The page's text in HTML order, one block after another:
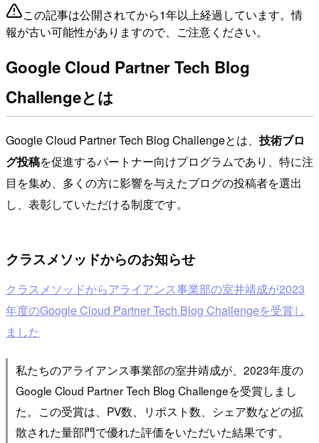
この記事は公開されてから1年以上経過しています。情
報が古い可能性がありますので、ご注意ください。
Google Cloud Partner Tech Blog
Challengeとは
Google Cloud Partner Tech Blog Challengeとは、 技術ブロ
グ投稿を促進するパートナー向けプログラムであり、特に注
目を集め、多くの方に影響を与えたブログの投稿者を選出
し、表彰していただける制度です。
クラスメソッドからのお知らせ
クラスメソッドからアライアンス事業部の室井靖成が2023
年度のGoogle Cloud Partner Tech Blog Challengeを受賞し
ました
私たちのアライアンス事業部の室井靖成が、2023年度の
Google Cloud Partner Tech Blog Challengeを受賞しまし
た。この受賞は、PV数、リポスト数、シェア数などの拡
散された量部門で優れた評価をいただいた結果です。